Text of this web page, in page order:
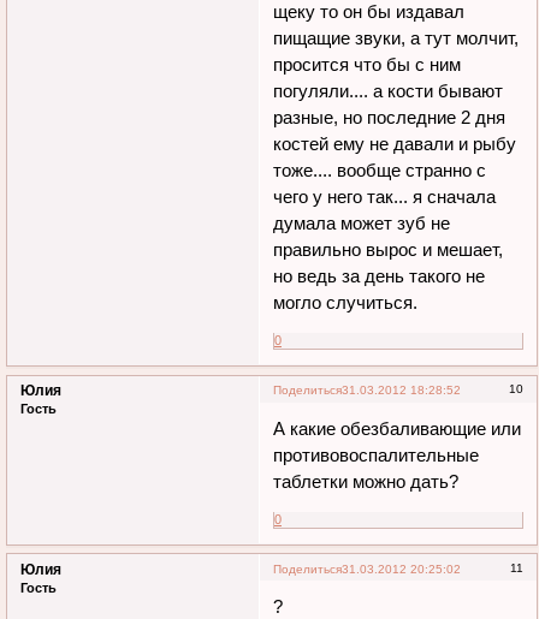
щеку то он бы издавал
пищащие звуки, а тут молчит,
просится что бы с ним
погуляли.... а кости бывают
разные, но последние 2 дня
костей ему не давали и рыбу
тоже.... вообще странно с
чего у него так... я сначала
думала может зуб не
правильно вырос и мешает,
но ведь за день такого не
могло случиться.
0
Поделиться 10
31.03.2012 18:28:52
Юлия
Гость
А какие обезбаливающие или
противовоспалительные
таблетки можно дать?
0
Поделиться 11
31.03.2012 20:25:02
Юлия
Гость
?